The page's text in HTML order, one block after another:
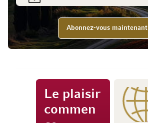
Abonnez-vous maintenant
Le plaisir
commen